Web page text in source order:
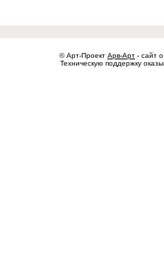
© Арт-Проект Арв-Арт - сайт
Техническую поддержку